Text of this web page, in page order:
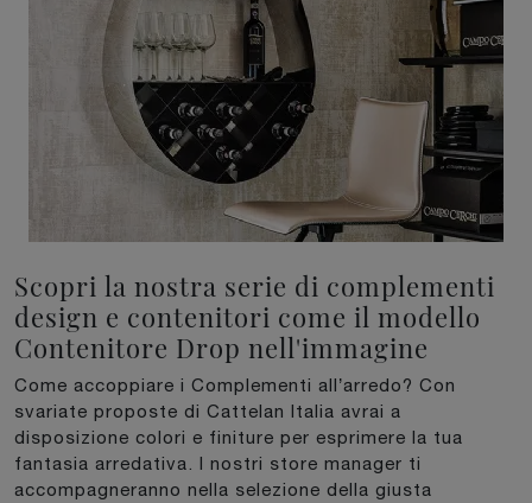
Scopri la nostra serie di complementi
design e contenitori come il modello
Contenitore Drop nell'immagine
Come accoppiare i Complementi all’arredo? Con
svariate proposte di Cattelan Italia avrai a
disposizione colori e finiture per esprimere la tua
fantasia arredativa. I nostri store manager ti
accompagneranno nella selezione della giusta